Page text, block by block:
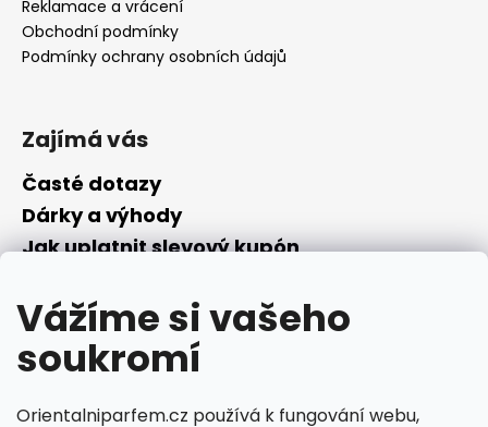
Vážíme si vašeho
soukromí
Orientalniparfem.cz používá k fungování webu,
Reklamace a vrácení
Obchodní podmínky
Podmínky ochrany osobních údajů
Zajímá vás
Časté dotazy
Dárky a výhody
Jak uplatnit slevový kupón
Převodník parfémů
Parfémový slovníček
Facebook